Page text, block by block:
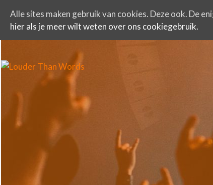
Alle sites maken gebruik van cookies. Deze ook. De
hier als je meer wilt weten over ons cookiegebruik.